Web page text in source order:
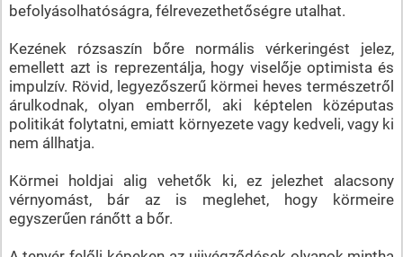
befolyásolhatóságra, félrevezethetőségre utalhat.
Kezének rózsaszín bőre normális vérkeringést jelez,
emellett azt is reprezentálja, hogy viselője optimista és
impulzív. Rövid, legyezőszerű körmei heves természetről
árulkodnak, olyan emberről, aki képtelen középutas
politikát folytatni, emiatt környezete vagy kedveli, vagy ki
nem állhatja.
Körmei holdjai alig vehetők ki, ez jelezhet alacsony
vérnyomást, bár az is meglehet, hogy körmeire
egyszerűen ránőtt a bőr.